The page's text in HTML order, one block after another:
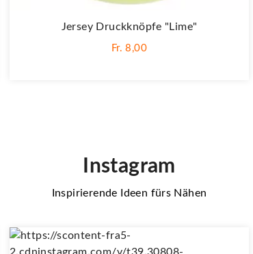
Jersey Druckknöpfe "Lime"
Fr. 8,00
Instagram
Inspirierende Ideen fürs Nähen